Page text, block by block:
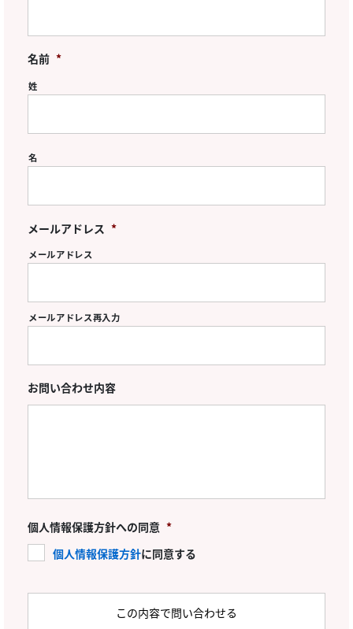
名前 *
姓
名
メールアドレス *
メールアドレス
メールアドレス再入力
お問い合わせ内容
個人情報保護方針への同意 *
個人情報保護方針に同意する